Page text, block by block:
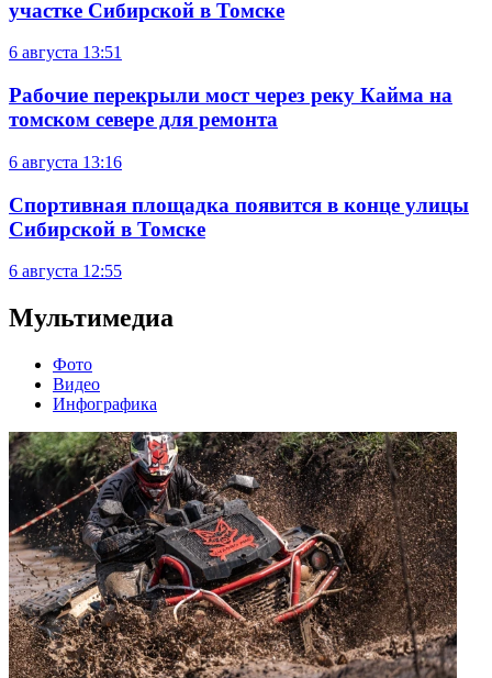
участке Сибирской в Томске
6 августа 13:51
Рабочие перекрыли мост через реку Кайма на
томском севере для ремонта
6 августа 13:16
Спортивная площадка появится в конце улицы
Сибирской в Томске
6 августа 12:55
Мультимедиа
Фото
Видео
Инфографика